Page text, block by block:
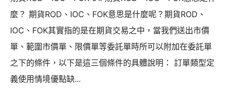
麼？ 期貨ROD、IOC、FOK意思是什麼呢？期貨ROD、
IOC、FOK其實指的是在期貨交易之中，當我們送出市價
單、範圍市價單、限價單等委託單時所可以附加在委託單
之下的條件，以下是這三個條件的具體說明： 訂單類型定
義使用情境優點缺...